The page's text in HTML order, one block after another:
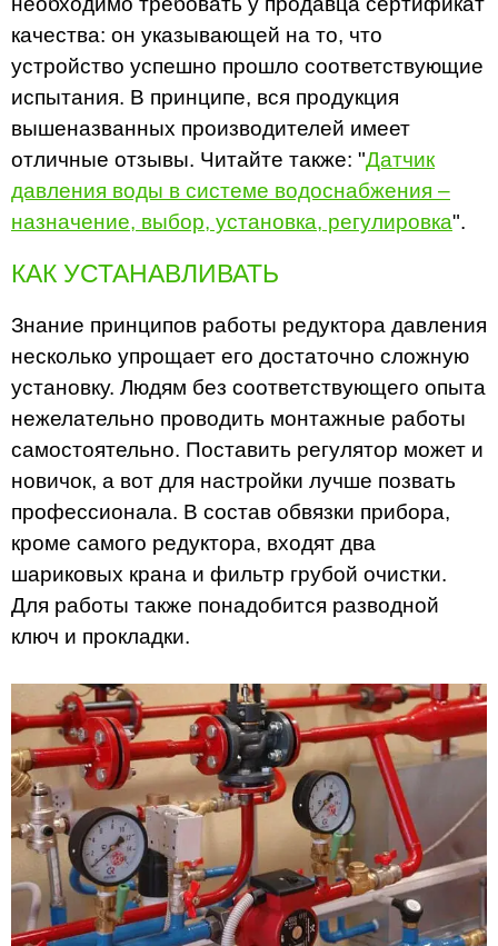
качества: он указывающей на то, что
устройство успешно прошло соответствующие
испытания. В принципе, вся продукция
вышеназванных производителей имеет
отличные отзывы. Читайте также: "Датчик
давления воды в системе водоснабжения –
назначение, выбор, установка, регулировка".
КАК УСТАНАВЛИВАТЬ
Знание принципов работы редуктора давления
несколько упрощает его достаточно сложную
установку. Людям без соответствующего опыта
нежелательно проводить монтажные работы
самостоятельно. Поставить регулятор может и
новичок, а вот для настройки лучше позвать
профессионала. В состав обвязки прибора,
кроме самого редуктора, входят два
шариковых крана и фильтр грубой очистки.
Для работы также понадобится разводной
ключ и прокладки.